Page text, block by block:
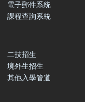
電子郵件系統
課程查詢系統
二技招生
境外生招生
其他入學管道